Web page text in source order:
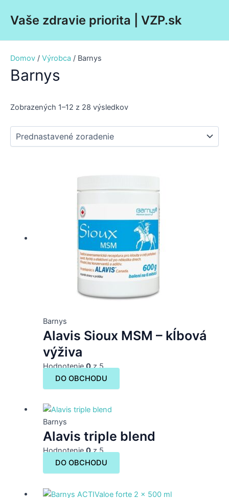
Vaše zdravie priorita | VZP.sk
Domov / Výrobca / Barnys
Barnys
Zobrazených 1–12 z 28 výsledkov
Barnys
Alavis Sioux MSM – kĺbová
výživa
Hodnotenie0z 5
DO OBCHODU
Barnys
Alavis triple blend
Hodnotenie0z 5
DO OBCHODU